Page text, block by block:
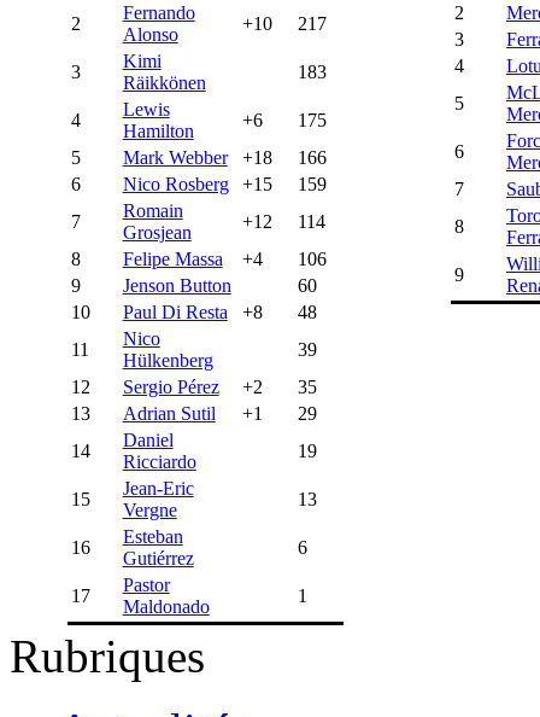
2
Fernando
Alonso
+10 217
3
Kimi
Räikkönen
183
4
Lewis
Hamilton
+6
175
5
Mark Webber +18
166
6
Nico Rosberg +15
159
7
Romain
Grosjean
+12
114
8
Felipe Massa +4
106
9
Jenson Button
60
10
Paul Di Resta +8
48
11
Nico
Hülkenberg
39
12
Sergio Pérez +2
35
13
Adrian Sutil +1
29
14
Daniel
Ricciardo
19
15
Jean-Eric
Vergne
13
16
Esteban
Gutiérrez
6
17
Pastor
Maldonado
1
2
3
4
5
6
7
8
9
Rubriques